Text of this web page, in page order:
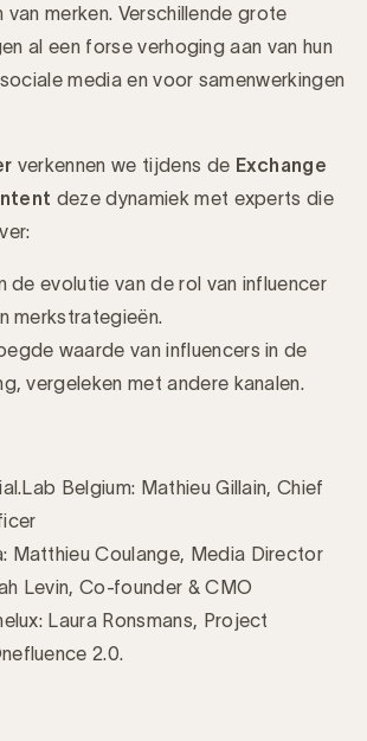
van merken. Verschillende grote
al een forse verhoging aan van hun
media en voor samenwerkingen
verkennen we tijdens de Exchange
deze dynamiek met experts die
de evolutie van de rol van influencer
merkstrategieën.
waarde van influencers in de
vergeleken met andere kanalen.
Belgium: Mathieu Gillain, Chief
Matthieu Coulange, Media Director
Levin, Co-founder & CMO
Laura Ronsmans, Project
2.0.